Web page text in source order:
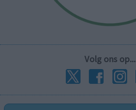
Volg ons op...